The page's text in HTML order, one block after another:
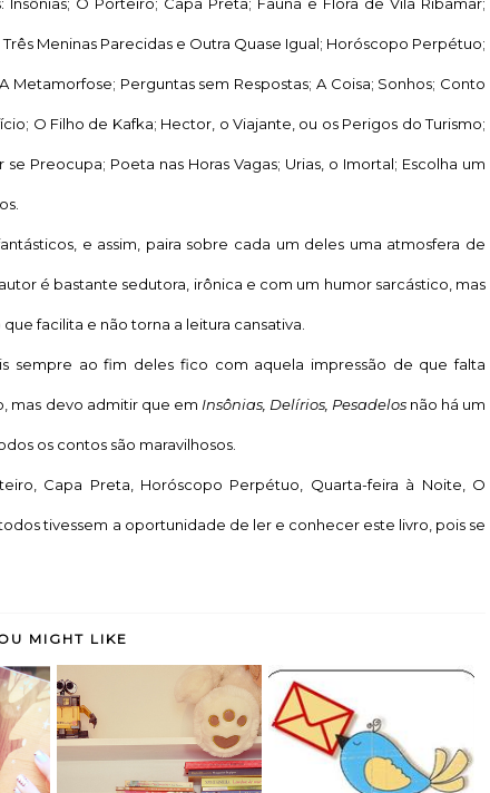
Meninas Parecidas e Outra Quase Igual; Horóscopo Perpétuo;
Metamorfose; Perguntas sem Respostas; A Coisa; Sonhos; Conto
O Filho de Kafka; Hector, o Viajante, ou os Perigos do Turismo;
Preocupa; Poeta nas Horas Vagas; Urias, o Imortal; Escolha um
e assim, paira sobre cada um deles uma atmosfera de
é bastante sedutora, irônica e com um humor sarcástico, mas
facilita e não torna a leitura cansativa.
sempre ao fim deles fico com aquela impressão de que falta
mas devo admitir que em Insônias, Delírios, Pesadelosnão há um
os contos são maravilhosos.
Capa Preta, Horóscopo Perpétuo, Quarta-feira à Noite, O
tivessem a oportunidade de ler e conhecer este livro, pois se
MIGHT LIKE
-
Natal tá chegando....
Chegou pelo Correios
17#